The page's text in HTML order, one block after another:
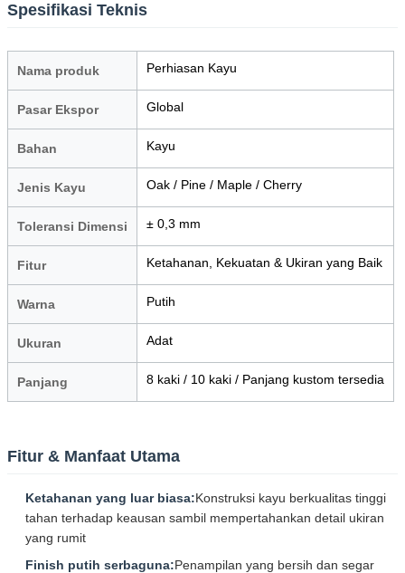
Spesifikasi Teknis
Nama produk Perhiasan Kayu
Pasar Ekspor Global
Bahan Kayu
Jenis Kayu Oak / Pine / Maple / Cherry
Toleransi Dimensi ± 0,3 mm
Fitur Ketahanan, Kekuatan & Ukiran yang Baik
Warna Putih
Ukuran Adat
Panjang 8 kaki / 10 kaki / Panjang kustom tersedia
Fitur & Manfaat Utama
Ketahanan yang luar biasa:Konstruksi kayu berkualitas tinggi
tahan terhadap keausan sambil mempertahankan detail ukiran
yang rumit
Finish putih serbaguna:Penampilan yang bersih dan segar